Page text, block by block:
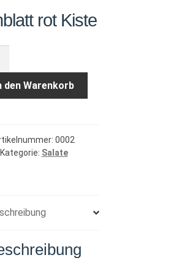
rot Kiste
den Warenkorb
0002
Kategorie: Salate